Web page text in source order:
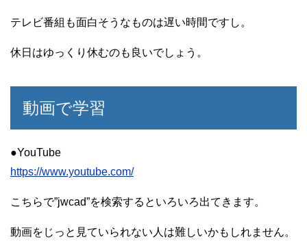
テレビ番組も面白そうなものは遅い時間ですし。
休日はゆっくり休むのも良いでしょう。
動画で学習
●YouTube
https://www.youtube.com/
こちらで”jwcad”を検索するといろいろ出てきます。
動画をじっと見ていられない人は難しいかもしれません。